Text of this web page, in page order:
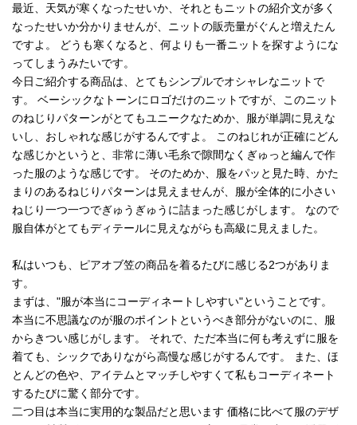
最近、天気が寒くなったせいか、それともニットの紹介文が多く
なったせいか分かりませんが、ニットの販売量がぐんと増えたん
ですよ。 どうも寒くなると、何よりも一番ニットを探すようにな
ってしまうみたいです。
今日ご紹介する商品は、とてもシンプルでオシャレなニットで
す。 ベーシックなトーンにロゴだけのニットですが、このニット
のねじりパターンがとてもユニークなためか、服が単調に見えな
いし、おしゃれな感じがするんですよ。 このねじれが正確にどん
な感じかというと、非常に薄い毛糸で隙間なくぎゅっと編んで作
った服のような感じです。 そのためか、服をパッと見た時、かた
まりのあるねじりパターンは見えませんが、服が全体的に小さい
ねじり一つ一つでぎゅうぎゅうに詰まった感じがします。 なので
服自体がとてもディテールに見えながらも高級に見えました。
私はいつも、ピアオブ笠の商品を着るたびに感じる2つがありま
す。
まずは、"服が本当にコーディネートしやすい"ということです。
本当に不思議なのが服のポイントというべき部分がないのに、服
からきつい感じがします。 それで、ただ本当に何も考えずに服を
着ても、シックでありながら高慢な感じがするんです。 また、ほ
とんどの色や、アイテムとマッチしやすくて私もコーディネート
するたびに驚く部分です。
二つ目は本当に実用的な製品だと思います 価格に比べて服のデザ